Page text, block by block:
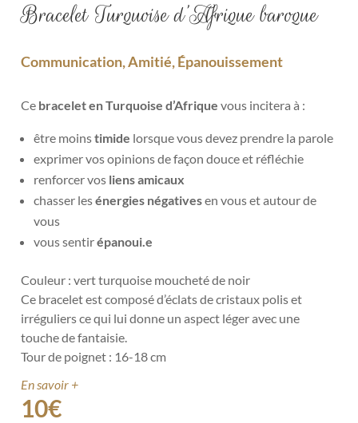
Bracelet Turquoise d’Afrique baroque
Communication, Amitié, Épanouissement
Ce bracelet en Turquoise d’Afrique vous incitera à :
être moinstimide lorsque vous devez prendre la parole
exprimer vos opinions de façon douce et réfléchie
renforcer vos liens amicaux
chasser lesénergies négativesen vous et autour de
vous
vous sentirépanoui.e
Couleur : vert turquoise moucheté de noir
Ce bracelet est composé d’éclats de cristaux polis et
irréguliers ce qui lui donne un aspect léger avec une
touche de fantaisie.
Tour de poignet : 16-18 cm
En savoir +
10€